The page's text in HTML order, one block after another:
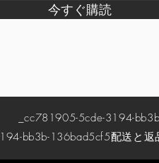
今すぐ購読
_cc781905-5cde-3194-
bb3b-136bad5cf5配送と返